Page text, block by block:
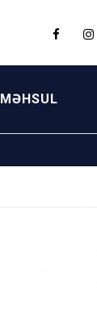
MƏHSUL